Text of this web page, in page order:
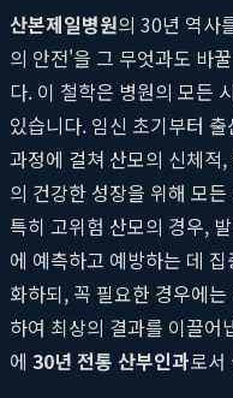
산본제일병원의 30년 역사
의 안전'을 그 무엇과도 바
다. 이 철학은 병원의 모든
있습니다. 임신 초기부터
과정에 걸쳐 산모의 신체적
의 건강한 성장을 위해 모
특히 고위험 산모의 경우,
에 예측하고 예방하는 데
화하되, 꼭 필요한 경우에
하여 최상의 결과를 이끌어
에 30년 전통 산부인과로서